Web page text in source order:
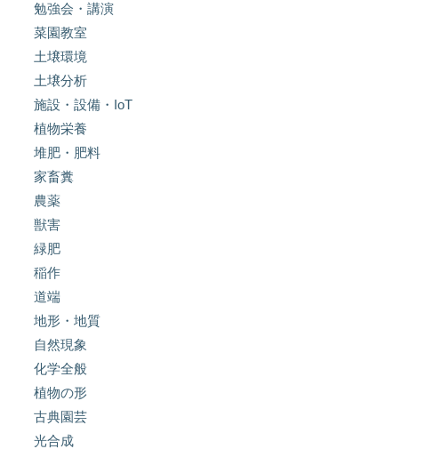
勉強会・講演
菜園教室
土壌環境
土壌分析
施設・設備・IoT
植物栄養
堆肥・肥料
家畜糞
農薬
獣害
緑肥
稲作
道端
地形・地質
自然現象
化学全般
植物の形
古典園芸
光合成